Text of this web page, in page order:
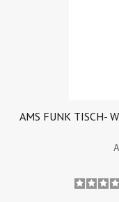
AMS FUNK TISCH-